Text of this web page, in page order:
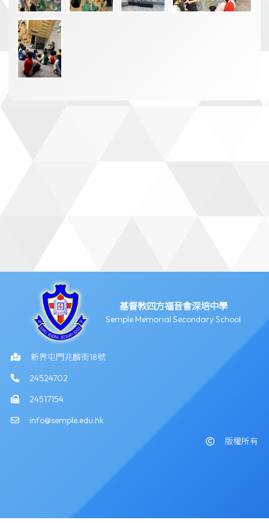
基督教四方福音會深培中學
Semple Memorial Secondary School
新界屯門兆麟街18號
24524702
24517154
info@semple.edu.hk
版權所有